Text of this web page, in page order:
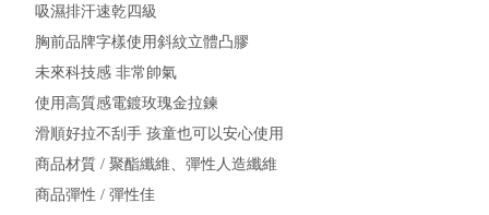
吸濕排汗速乾四級
胸前品牌字樣使用斜紋立體凸膠
未來科技感 非常帥氣
使用高質感電鍍玫瑰金拉鍊
滑順好拉不刮手 孩童也可以安心使用
商品材質 / 聚酯纖維、彈性人造纖維
商品彈性 / 彈性佳